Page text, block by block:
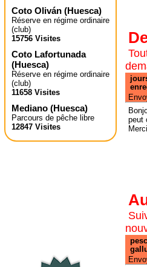
Coto Oliván (Huesca)
Réserve en régime ordinaire
(club)
15756 Visites
Coto Lafortunada
(Huesca)
Réserve en régime ordinaire
(club)
11658 Visites
Mediano (Huesca)
Parcours de pêche libre
12847 Visites
peut